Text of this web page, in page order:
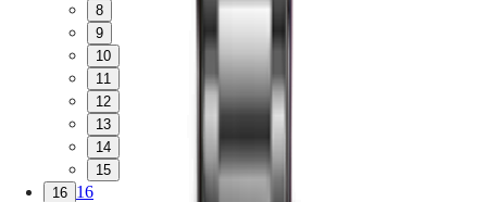
ราว
ร่วม
งาน
สำหรับ
8
9
10
11
12
13
14
15
16 16